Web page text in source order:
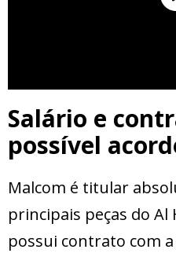
Salário e
possível
Malcom é titular
principais peças do Al
possui contrato com